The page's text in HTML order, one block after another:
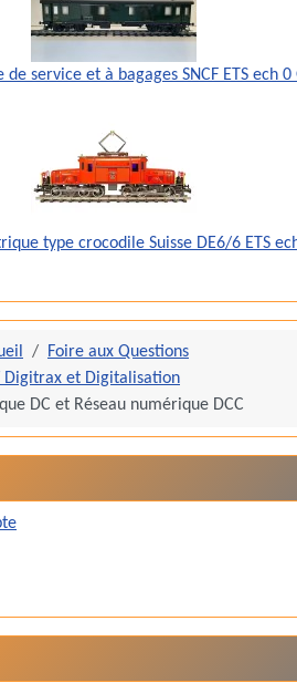
service et à bagages SNCF ETS ech
type crocodile Suisse DE6/6 ETS
Foire aux Questions
Digitrax et Digitalisation
DC et Réseau numérique DCC